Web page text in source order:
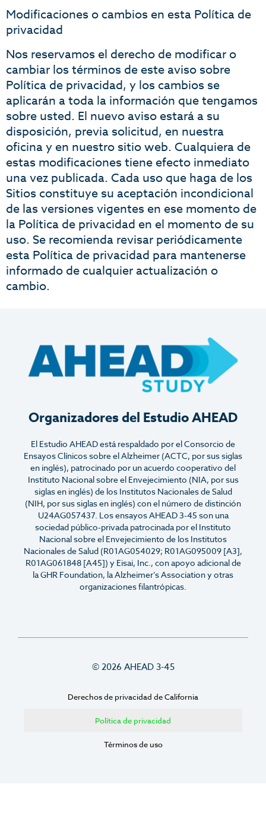
Modificaciones o cambios en esta Política de
privacidad
Nos reservamos el derecho de modificar o
cambiar los términos de este aviso sobre
Política de privacidad, y los cambios se
aplicarán a toda la información que tengamos
sobre usted. El nuevo aviso estará a su
disposición, previa solicitud, en nuestra
oficina y en nuestro sitio web. Cualquiera de
estas modificaciones tiene efecto inmediato
una vez publicada. Cada uso que haga de los
Sitios constituye su aceptación incondicional
de las versiones vigentes en ese momento de
la Política de privacidad en el momento de su
uso. Se recomienda revisar periódicamente
esta Política de privacidad para mantenerse
informado de cualquier actualización o
cambio.
Organizadores del Estudio AHEAD
El Estudio AHEAD está respaldado por el Consorcio de
Ensayos Clínicos sobre el Alzheimer (ACTC, por sus siglas
en inglés), patrocinado por un acuerdo cooperativo del
Instituto Nacional sobre el Envejecimiento (NIA, por sus
siglas en inglés) de los Institutos Nacionales de Salud
(NIH, por sus siglas en inglés) con el número de distinción
U24AG057437. Los ensayos AHEAD 3-45 son una
sociedad público-privada patrocinada por el Instituto
Nacional sobre el Envejecimiento de los Institutos
Nacionales de Salud (R01AG054029; R01AG095009 [A3],
R01AG061848 [A45]) y Eisai, Inc., con apoyo adicional de
la GHR Foundation, la Alzheimer’s Association y otras
organizaciones filantrópicas.
© 2026 AHEAD 3-45
Derechos de privacidad de California
Política de privacidad
Términos de uso